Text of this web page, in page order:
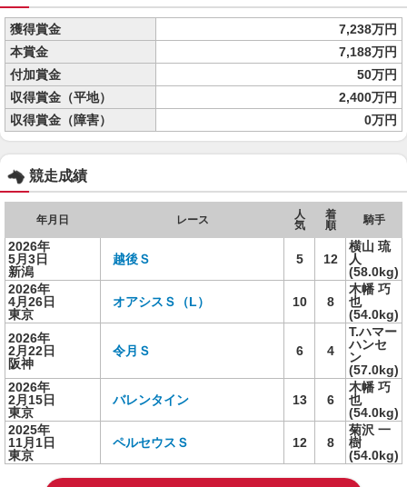
獲得賞金
7,238万円
本賞金
7,188万円
付加賞金
50万円
収得賞金（平地）
2,400万円
収得賞金（障害）
0万円
競走成績
年月日 レース
人
気
着
順
騎手
2026年
5月3日
新潟
越後Ｓ 5 12
横山 琉
人
(58.0kg)
2026年
4月26日
東京
オアシスＳ（L） 10 8
木幡 巧
也
(54.0kg)
2026年
2月22日
阪神
令月Ｓ 6 4
T.ハマー
ハンセ
ン
(57.0kg)
2026年
2月15日
東京
バレンタイン 13 6
木幡 巧
也
(54.0kg)
2025年
11月1日
東京
ペルセウスＳ 12 8
菊沢 一
樹
(54.0kg)